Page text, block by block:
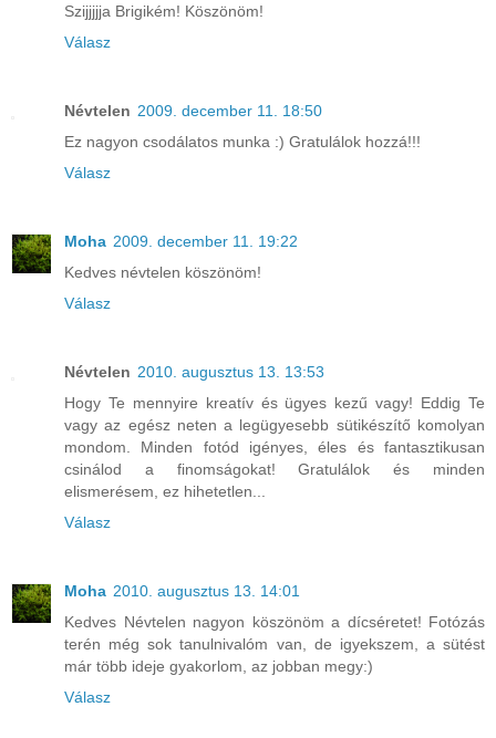
Szijjjjja Brigikém! Köszönöm!
Válasz
Névtelen 2009. december 11. 18:50
Ez nagyon csodálatos munka :) Gratulálok hozzá!!!
Válasz
Moha 2009. december 11. 19:22
Kedves névtelen köszönöm!
Válasz
Névtelen 2010. augusztus 13. 13:53
Hogy Te mennyire kreatív és ügyes kezű vagy! Eddig Te
vagy az egész neten a legügyesebb sütikészítő komolyan
mondom. Minden fotód igényes, éles és fantasztikusan
csinálod a finomságokat! Gratulálok és minden
elismerésem, ez hihetetlen...
Válasz
Moha 2010. augusztus 13. 14:01
Kedves Névtelen nagyon köszönöm a dícséretet! Fotózás
terén még sok tanulnivalóm van, de igyekszem, a sütést
már több ideje gyakorlom, az jobban megy:)
Válasz